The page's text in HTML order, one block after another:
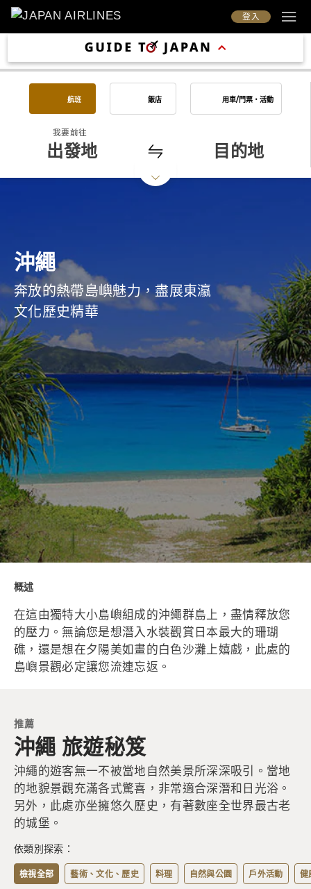
登入
航班 飯店 用車/門票・活動
我要前往
出發地 目的地
沖繩
奔放的熱帶島嶼魅力，盡展東瀛
文化歷史精華
概述
在這由獨特大小島嶼組成的沖繩群島上，盡情釋放您
的壓力。無論您是想潛入水裝觀賞日本最大的珊瑚
礁，還是想在夕陽美如畫的白色沙灘上嬉戲，此處的
島嶼景觀必定讓您流連忘返。
推薦
沖繩 旅遊秘笈
沖繩的遊客無一不被當地自然美景所深深吸引。當地
的地貌景觀充滿各式驚喜，非常適合深潛和日光浴。
另外，此處亦坐擁悠久歷史，有著數座全世界最古老
的城堡。
依類別探索：
檢視全部 藝術、文化、歷史 料理 自然與公園 戶外活動 健